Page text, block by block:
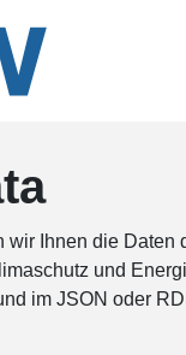
wir Ihnen die
und
im JSON oder